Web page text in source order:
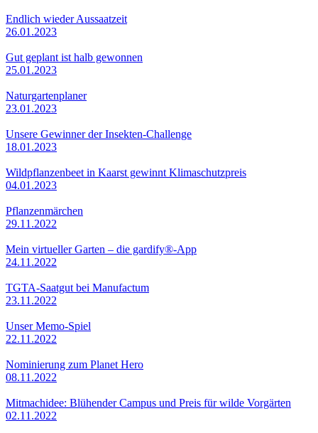
Endlich wieder Aussaatzeit
26.01.2023
Gut geplant ist halb gewonnen
25.01.2023
Naturgartenplaner
23.01.2023
Unsere Gewinner der Insekten-Challenge
18.01.2023
Wildpflanzenbeet in Kaarst gewinnt Klimaschutzpreis
04.01.2023
Pflanzenmärchen
29.11.2022
Mein virtueller Garten – die gardify®-App
24.11.2022
TGTA-Saatgut bei Manufactum
23.11.2022
Unser Memo-Spiel
22.11.2022
Nominierung zum Planet Hero
08.11.2022
Mitmachidee: Blühender Campus und Preis für wilde Vorgärten
02.11.2022